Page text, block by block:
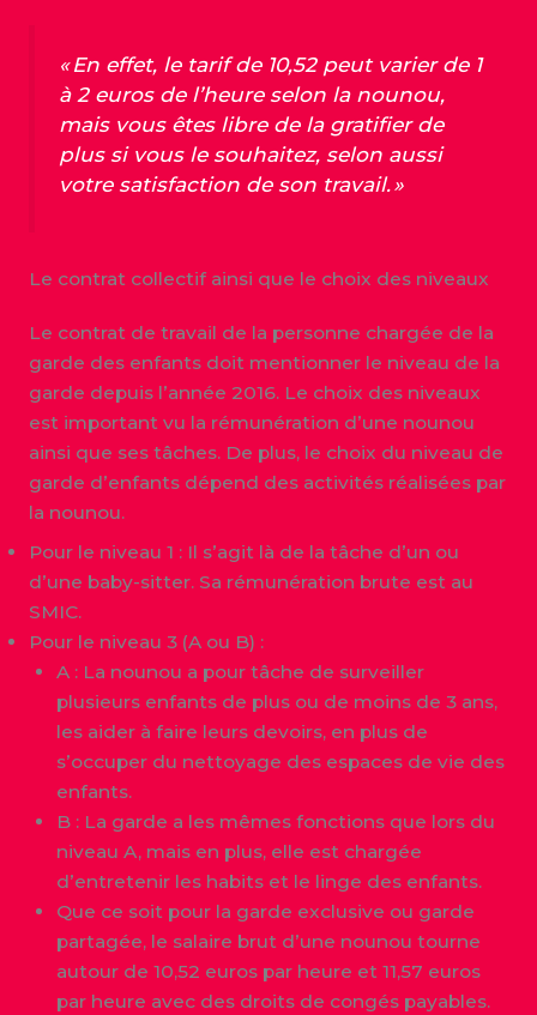
« En effet, le tarif de 10,52 peut varier de 1
à 2 euros de l’heure selon la nounou,
mais vous êtes libre de la gratifier de
plus si vous le souhaitez, selon aussi
votre satisfaction de son travail. »
Le contrat collectif ainsi que le choix des niveaux
Le contrat de travail de la personne chargée de la
garde des enfants doit mentionner le niveau de la
garde depuis l’année 2016. Le choix des niveaux
est important vu la rémunération d’une nounou
ainsi que ses tâches. De plus, le choix du niveau de
garde d’enfants dépend des activités réalisées par
la nounou.
Pour le niveau 1 : Il s’agit là de la tâche d’un ou
d’une baby-sitter. Sa rémunération brute est au
SMIC.
Pour le niveau 3 (A ou B) :
A : La nounou a pour tâche de surveiller
plusieurs enfants de plus ou de moins de 3 ans,
les aider à faire leurs devoirs, en plus de
s’occuper du nettoyage des espaces de vie des
enfants.
B : La garde a les mêmes fonctions que lors du
niveau A, mais en plus, elle est chargée
d’entretenir les habits et le linge des enfants.
Que ce soit pour la garde exclusive ou garde
partagée, le salaire brut d’une nounou tourne
autour de 10,52 euros par heure et 11,57 euros
par heure avec des droits de congés payables.